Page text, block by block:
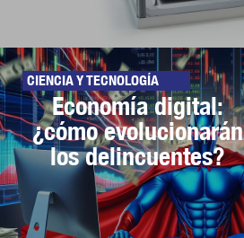
CIENCIA Y TECNOLOGÍA
Economía digital:
¿cómo evolucionarán
los delincuentes?